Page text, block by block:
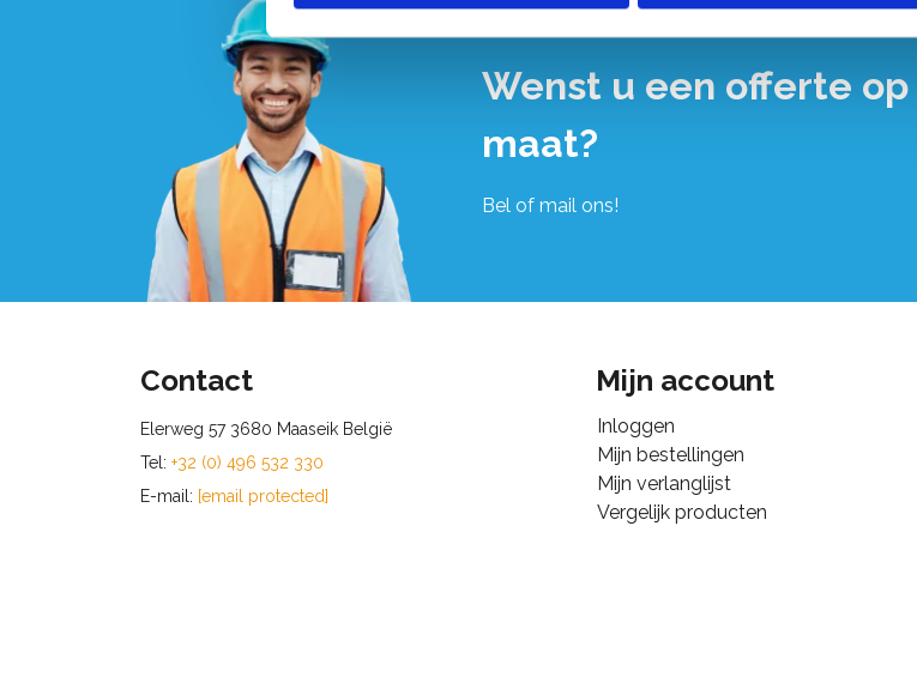
Wenst u een offerte op
maat?
Bel of mail ons!
Contact
Elerweg 57 3680 Maaseik België
Tel: +32 (0) 496 532 330
E-mail: [email protected]
Mijn account
Inloggen
Mijn bestellingen
Mijn verlanglijst
Vergelijk producten